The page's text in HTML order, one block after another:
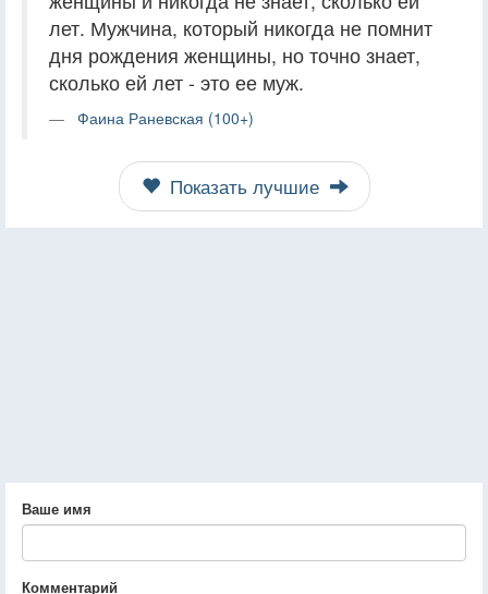
лет. Мужчина, который никогда не помнит
дня рождения женщины, но точно знает,
сколько ей лет - это ее муж.
Фаина Раневская (100+)
Показать лучшие
Ваше имя
Комментарий